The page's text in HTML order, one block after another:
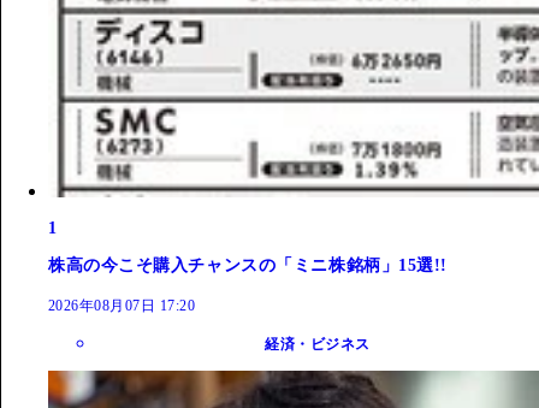
1
株高の今こそ購入チャンスの「ミニ株銘柄」15選!!
2026年08月07日 17:20
経済・ビジネス